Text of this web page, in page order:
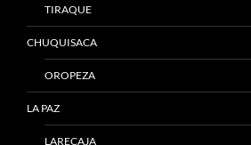
TIRAQUE
CHUQUISACA
OROPEZA
LA PAZ
LARECAJA